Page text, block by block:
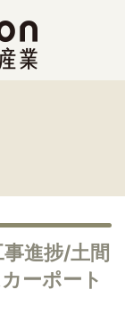
進捗/土間
ーポート